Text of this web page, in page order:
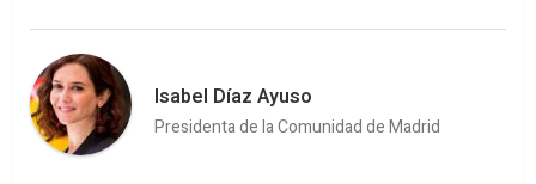
Isabel Díaz Ayuso
Presidenta de la Comunidad de Madrid